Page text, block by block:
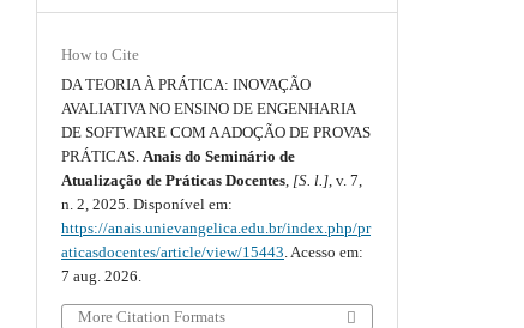
How to Cite
DA TEORIA À PRÁTICA: INOVAÇÃO
AVALIATIVA NO ENSINO DE ENGENHARIA
DE SOFTWARE COM A ADOÇÃO DE PROVAS
PRÁTICAS.Anais do Seminário de
Atualização de Práticas Docentes, [S. l.], v. 7,
n. 2, 2025. Disponível em:
https://anais.unievangelica.edu.br/index.php/pr
aticasdocentes/article/view/15443. Acesso em:
7 aug. 2026.
More Citation Formats